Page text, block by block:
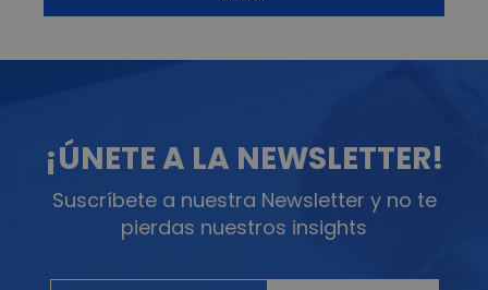
¡ÚNETE A LA NEWSLETTER!
Suscríbete a nuestra Newsletter y no te
pierdas nuestros insights